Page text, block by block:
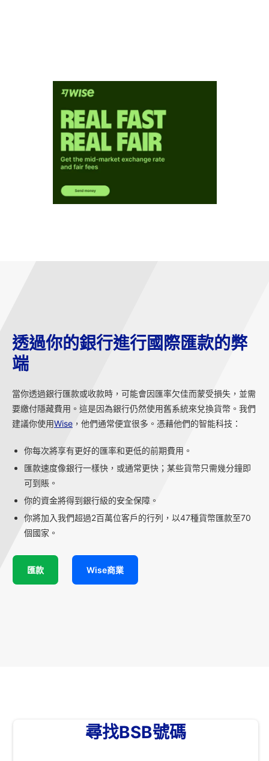
透過你的銀行進行國際匯款的弊
端
當你透過銀行匯款或收款時，可能會因匯率欠佳而蒙受損失，並需
要繳付隱藏費用。這是因為銀行仍然使用舊系統來兌換貨幣。我們
建議你使用Wise ，他們通常便宜很多。憑藉他們的智能科技：
你每次將享有更好的匯率和更低的前期費用。
匯款速度像銀行一樣快，或通常更快；某些貨幣只需幾分鐘即
可到賬。
你的資金將得到銀行級的安全保障。
你將加入我們超過2百萬位客戶的行列，以47種貨幣匯款至70
個國家。
匯款 Wise商業
尋找BSB號碼